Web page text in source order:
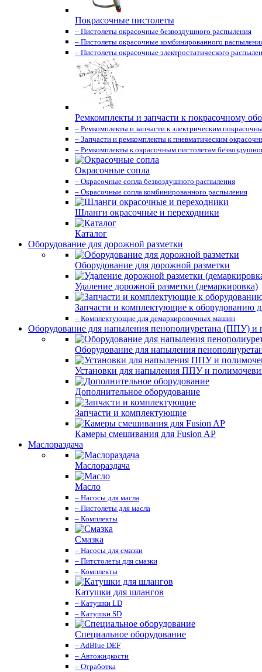
Покрасочные пистолеты
– Пистолеты окрасочные безвоздушного распыления
– Пистолеты окрасочные комбинированного
– Пистолеты окрасочные электростатического
Ремкомплекты и запчасти к покрасочному
– Ремкомплекты и запчасти к электрическим
– Запчасти и ремкомплекты к пневматическим
– Ремкомплекты к окрасочным пистолетам
Окрасочные сопла
– Окрасочные сопла безвоздушного распыления
– Окрасочные сопла комбинированного распыления
Шланги окрасочные и переходники
Каталог
Оборудование для дорожной разметки
Оборудование для дорожной разметки
Удаление дорожной разметки (демаркировка)
Запчасти и комплектующие к оборудованию
– Комплектующие для демаркировочных машин
Оборудование для напыления пенополиуретана (ППУ) и
Оборудование для напыления
Установки для напыления ППУ и
Дополнительное оборудование
Запчасти и комплектующие
Камеры смешивания для Fusion AP
Маслораздача
Маслораздача
Масло
– Насосы для масла
– Пистолеты для масла
– Комплекты
Смазка
– Насосы для смазки
– Питстолеты для смазки
– Комплекты
Катушки для шлангов
– Катушки LD
– Катушки SD
Специальное оборудование
– AdBlue DEF
– Автожидкости
– Отработка